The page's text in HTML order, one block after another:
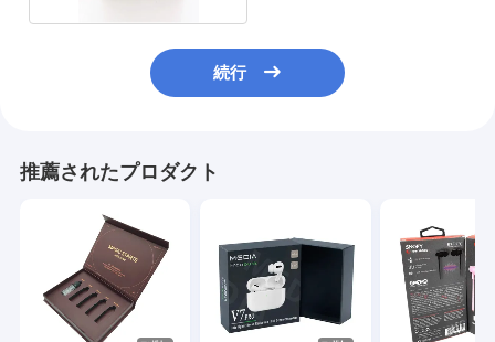
続行
推薦されたプロダクト